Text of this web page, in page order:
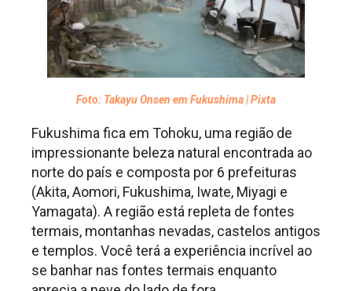
Foto: Takayu Onsen em Fukushima | Pixta
Fukushima fica em Tohoku, uma região de
impressionante beleza natural encontrada ao
norte do país e composta por 6 prefeituras
(Akita, Aomori, Fukushima, Iwate, Miyagi e
Yamagata). A região está repleta de fontes
termais, montanhas nevadas, castelos antigos
e templos. Você terá a experiência incrível ao
se banhar nas fontes termais enquanto